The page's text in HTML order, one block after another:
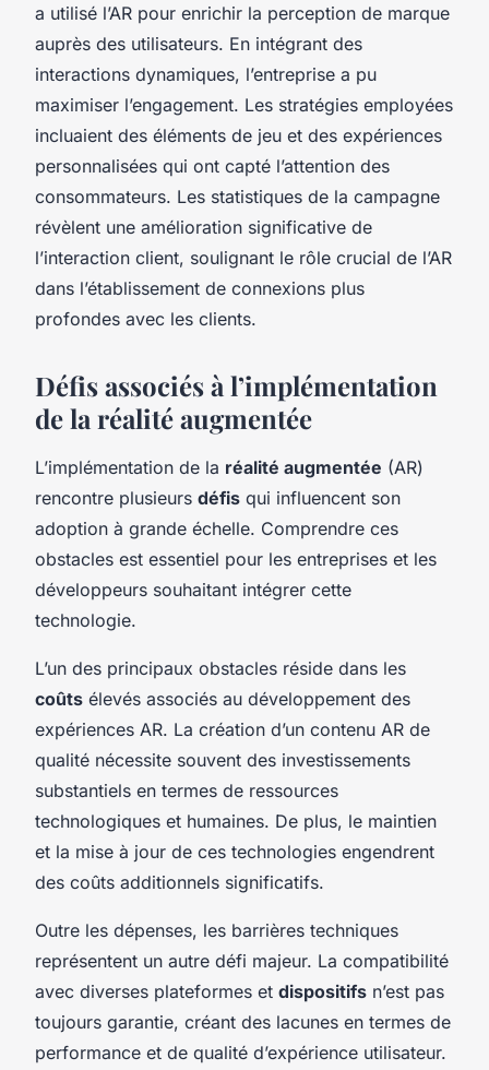
a utilisé l’AR pour enrichir la perception de marque
auprès des utilisateurs. En intégrant des
interactions dynamiques, l’entreprise a pu
maximiser l’engagement. Les stratégies employées
incluaient des éléments de jeu et des expériences
personnalisées qui ont capté l’attention des
consommateurs. Les statistiques de la campagne
révèlent une amélioration significative de
l’interaction client, soulignant le rôle crucial de l’AR
dans l’établissement de connexions plus
profondes avec les clients.
Défis associés à l’implémentation
de la réalité augmentée
L’implémentation de la réalité augmentée (AR)
rencontre plusieurs défis qui influencent son
adoption à grande échelle. Comprendre ces
obstacles est essentiel pour les entreprises et les
développeurs souhaitant intégrer cette
technologie.
L’un des principaux obstacles réside dans les
coûts élevés associés au développement des
expériences AR. La création d’un contenu AR de
qualité nécessite souvent des investissements
substantiels en termes de ressources
technologiques et humaines. De plus, le maintien
et la mise à jour de ces technologies engendrent
des coûts additionnels significatifs.
Outre les dépenses, les barrières techniques
représentent un autre défi majeur. La compatibilité
avec diverses plateformes et dispositifs n’est pas
toujours garantie, créant des lacunes en termes de
performance et de qualité d’expérience utilisateur.